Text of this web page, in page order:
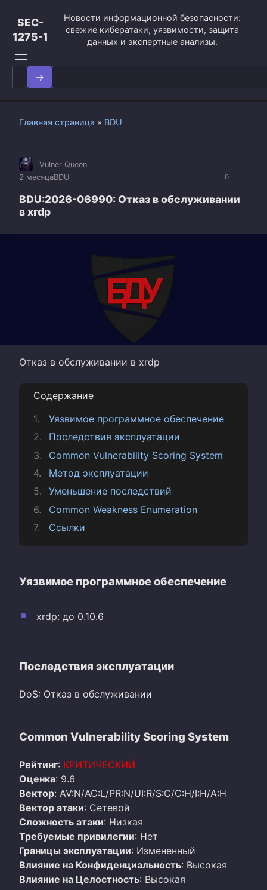
контенту
SEC-
1275-1
Новости информационной безопасности:
свежие кибератаки, уязвимости, защита
данных и экспертные анализы.
Search
for:
Главная страница » BDU
0
Vulner Queen
2 месяцаBDU
BDU:2026-06990: Отказ в обслуживании
в xrdp
Отказ в обслуживании в xrdp
Содержание
Уязвимое программное обеспечение
Последствия эксплуатации
Common Vulnerability Scoring System
Метод эксплуатации
Уменьшение последствий
Common Weakness Enumeration
Ссылки
Уязвимое программное обеспечение
xrdp: до 0.10.6
Последствия эксплуатации
DoS: Отказ в обслуживании
Common Vulnerability Scoring System
Рейтинг: КРИТИЧЕСКИЙ
Оценка: 9.6
Вектор: AV:N/AC:L/PR:N/UI:R/S:C/C:H/I:H/A:H
Вектор атаки: Сетевой
Сложность атаки: Низкая
Требуемые привилегии: Нет
Границы эксплуатации: Измененный
Влияние на Конфиденциальность: Высокая
Влияние на Целостность: Высокая